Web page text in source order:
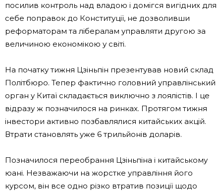
посилив контроль над владою і домігся вигідних для
себе поправок до Конституції, не дозволивши
реформаторам та лібералам управляти другою за
величиною економікою у світі.
На початку тижня Цзіньпін презентував новий склад
Політбюро. Тепер фактично головний управлінський
орган у Китаї складається виключно з лоялістів. І це
відразу ж позначилося на ринках. Протягом тижня
інвестори активно позбавлялися китайських акцій.
Втрати становлять уже 6 трильйонів доларів.
Позначилося переобрання Цзіньпіна і китайському
юані. Незважаючи на жорстке управління його
курсом, він все одно різко втратив позиції щодо